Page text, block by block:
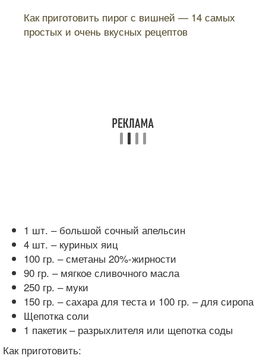
Как приготовить пирог с вишней — 14 самых
простых и очень вкусных рецептов
1 шт. – большой сочный апельсин
4 шт. – куриных яиц
100 гр. – сметаны 20%-жирности
90 гр. – мягкое сливочного масла
250 гр. – муки
150 гр. – сахара для теста и 100 гр. – для сиропа
Щепотка соли
1 пакетик – разрыхлителя или щепотка соды
Как приготовить: